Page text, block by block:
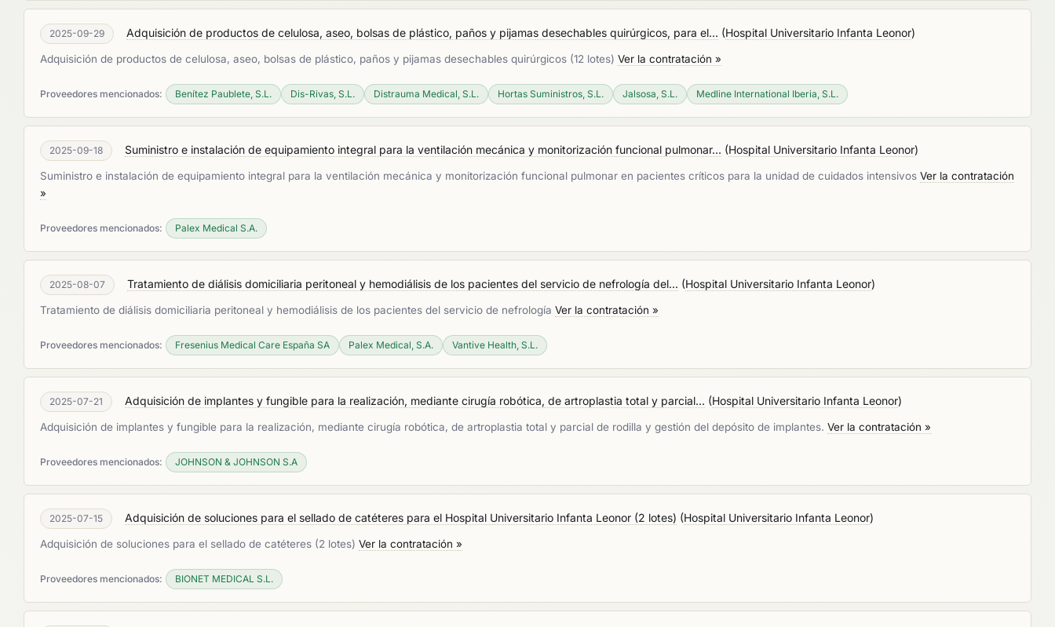
2025-09-29 Adquisición de productos de celulosa, aseo, bolsas de plástico, paños y pijamas desechables quirúrgicos, para el... (Hospital Universitario Infanta Leonor)
Adquisición de productos de celulosa, aseo, bolsas de plástico, paños y pijamas desechables quirúrgicos (12 lotes) Ver la contratación »
Proveedores mencionados: Benítez Paublete, S.L. Dis-Rivas, S.L. Distrauma Medical, S.L. Hortas Suministros, S.L. Jalsosa, S.L. Medline International Iberia, S.L.
2025-09-18 Suministro e instalación de equipamiento integral para la ventilación mecánica y monitorización funcional pulmonar... (Hospital Universitario Infanta Leonor)
Suministro e instalación de equipamiento integral para la ventilación mecánica y monitorización funcional pulmonar en pacientes críticos para la unidad de cuidados intensivos Ver la contratación
»
Proveedores mencionados: Palex Medical S.A.
2025-08-07 Tratamiento de diálisis domiciliaria peritoneal y hemodiálisis de los pacientes del servicio de nefrología del... (Hospital Universitario Infanta Leonor)
Tratamiento de diálisis domiciliaria peritoneal y hemodiálisis de los pacientes del servicio de nefrología Ver la contratación »
Proveedores mencionados: Fresenius Medical Care España SA Palex Medical, S.A. Vantive Health, S.L.
2025-07-21 Adquisición de implantes y fungible para la realización, mediante cirugía robótica, de artroplastia total y parcial... (Hospital Universitario Infanta Leonor)
Adquisición de implantes y fungible para la realización, mediante cirugía robótica, de artroplastia total y parcial de rodilla y gestión del depósito de implantes. Ver la contratación »
Proveedores mencionados: JOHNSON & JOHNSON S.A
2025-07-15 Adquisición de soluciones para el sellado de catéteres para el Hospital Universitario Infanta Leonor (2 lotes) (Hospital Universitario Infanta Leonor)
Adquisición de soluciones para el sellado de catéteres (2 lotes) Ver la contratación »
Proveedores mencionados: BIONET MEDICAL S.L.